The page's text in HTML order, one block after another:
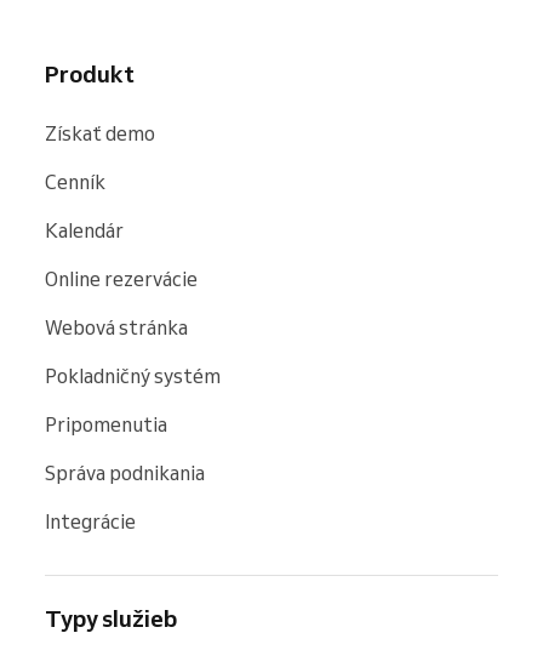
Produkt
Získať demo
Cenník
Kalendár
Online rezervácie
Webová stránka
Pokladničný systém
Pripomenutia
Správa podnikania
Integrácie
Typy služieb